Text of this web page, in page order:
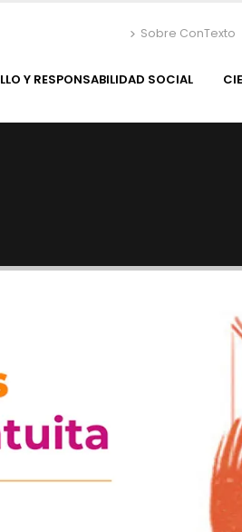
Sobre ConTexto
Y RESPONSABILIDAD SOCIAL